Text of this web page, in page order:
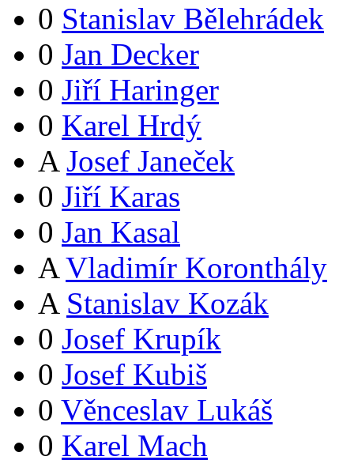
0 Stanislav Bělehrádek
0 Jan Decker
0 Jiří Haringer
0 Karel Hrdý
A Josef Janeček
0 Jiří Karas
0 Jan Kasal
A Vladimír Koronthály
A Stanislav Kozák
0 Josef Krupík
0 Josef Kubiš
0 Věnceslav Lukáš
0 Karel Mach